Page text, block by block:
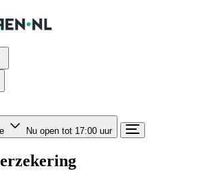
Nu open tot 17:00 uur